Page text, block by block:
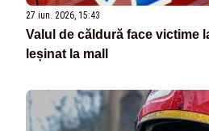
27 iun. 2026, 15:43
Valul de căldură face victime
leșinat la mall